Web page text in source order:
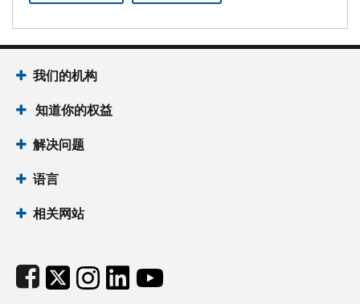
Footer Navigation
我们的机构
知道你的权益
解决问题
语言
相关网站